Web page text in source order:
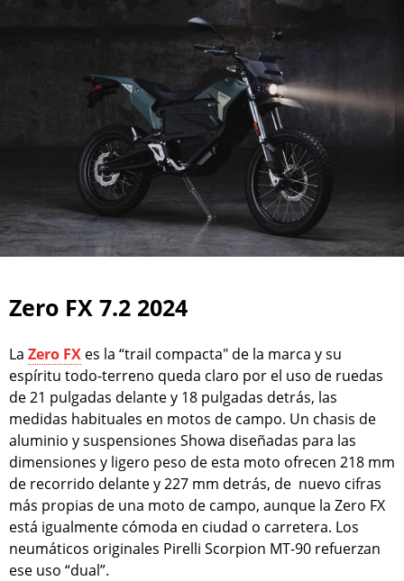
Zero FX 7.2 2024
La Zero FX es la “trail compacta" de la marca y su
espíritu todo-terreno queda claro por el uso de ruedas
de 21 pulgadas delante y 18 pulgadas detrás, las
medidas habituales en motos de campo. Un chasis de
aluminio y suspensiones Showa diseñadas para las
dimensiones y ligero peso de esta moto ofrecen 218 mm
de recorrido delante y 227 mm detrás, de nuevo cifras
más propias de una moto de campo, aunque la Zero FX
está igualmente cómoda en ciudad o carretera. Los
neumáticos originales Pirelli Scorpion MT-90 refuerzan
ese uso “dual”.